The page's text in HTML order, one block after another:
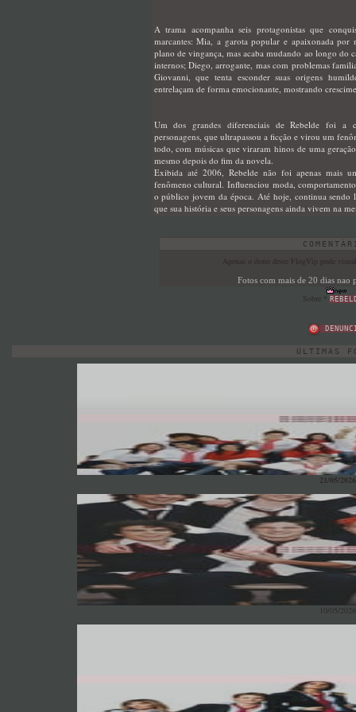
A trama acompanha seis protagonistas que
marcantes: Mia, a garota popular e apaixonada
plano de vingança, mas acaba mudando ao longo do
internos; Diego, arrogante, mas com problemas
Giovanni, que tenta esconder suas origens
entrelaçam de forma emocionante, mostrando
Um dos grandes diferenciais de Rebelde foi a
personagens, que ultrapassou a ficção e virou um
todo, com músicas que viraram hinos de uma
mesmo depois do fim da novela.
Exibida até 2006, Rebelde não foi apenas mais
fenômeno cultural. Influenciou moda,
o público jovem da época. Até hoje, continua
que sua história e seus personagens ainda vivem na
Apenas o dono deste FlogVip pode
Fotos com mais de 20 dias nao
Sobre *
ÚLTIMAS
21/05/2026
10/05/2026